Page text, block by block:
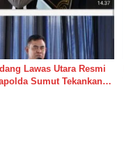
Lawas Utara Resmi
Sumut Tekankan